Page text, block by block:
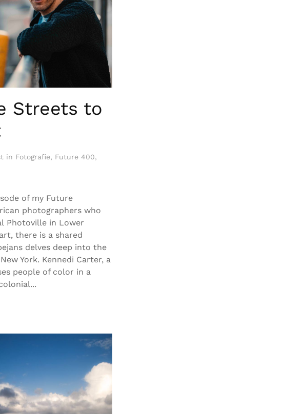
Streets to
in Fotografie, Future 400,
of my Future
photographers who
Photoville in Lower
there is a shared
delves deep into the
York. Kennedi Carter, a
people of color in a